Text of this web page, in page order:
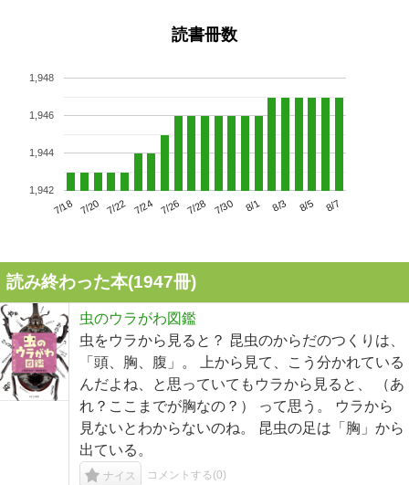
読書冊数
7/18 7/20 7/22 7/24 7/26 7/28 7/30 8/1 8/3 8/5 8/7
1,942
1,944
1,946
1,948
読み終わった本(1947冊)
虫のウラがわ図鑑
虫をウラから見ると？ 昆虫のからだのつくりは、
「頭、胸、腹」。 上から見て、こう分かれている
んだよね、と思っていてもウラから見ると、 （あ
れ？ここまでが胸なの？） って思う。 ウラから
見ないとわからないのね。 昆虫の足は「胸」から
出ている。
ナイス コメントする(0)